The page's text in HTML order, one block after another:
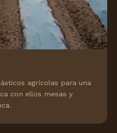
agrícolas para una
con ellos mesas y